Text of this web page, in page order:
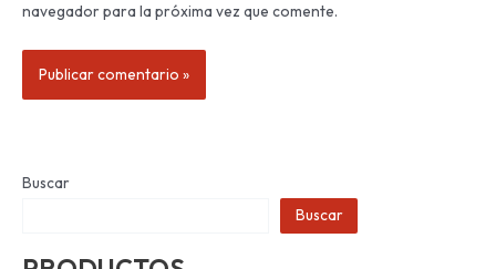
navegador para la próxima vez que comente.
Buscar
Buscar